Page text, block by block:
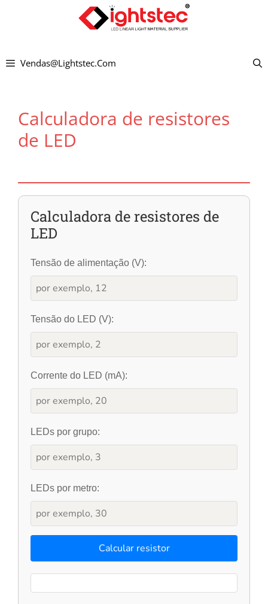
conteúdoVendas@lightstec.com
Calculadora de resistores
de LED
Calculadora de resistores de
LED
Tensão de alimentação (V):
Tensão do LED (V):
Corrente do LED (mA):
LEDs por grupo:
LEDs por metro:
Calcular resistor